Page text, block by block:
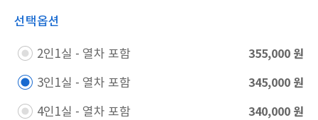
선택옵션
2인1실 - 열차 포함​ 355,000 원
3인1실 - 열차 포함​ 345,000 원
4인1실 - 열차 포함​ 340,000 원